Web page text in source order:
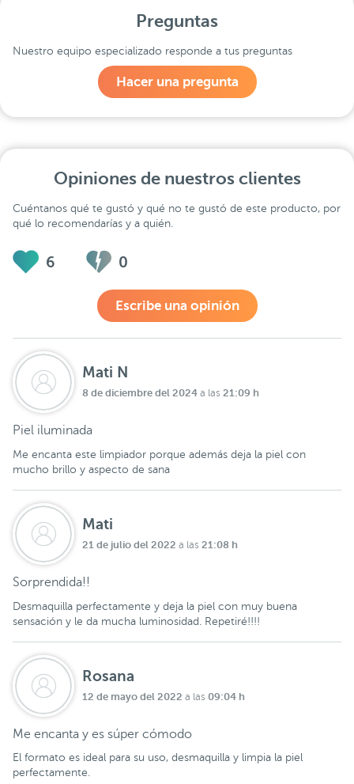
Preguntas
Nuestro equipo especializado responde a tus preguntas
Hacer una pregunta
Opiniones de nuestros clientes
Cuéntanos qué te gustó y qué no te gustó de este producto, por
qué lo recomendarías y a quién.
6 0
Escribe una opinión
Mati N
8 de diciembre del 2024 a las 21:09 h
Piel iluminada
Me encanta este limpiador porque además deja la piel con
mucho brillo y aspecto de sana
Mati
21 de julio del 2022 a las 21:08 h
Sorprendida!!
Desmaquilla perfectamente y deja la piel con muy buena
sensación y le da mucha luminosidad. Repetiré!!!!
Rosana
12 de mayo del 2022 a las 09:04 h
Me encanta y es súper cómodo
El formato es ideal para su uso, desmaquilla y limpia la piel
perfectamente.